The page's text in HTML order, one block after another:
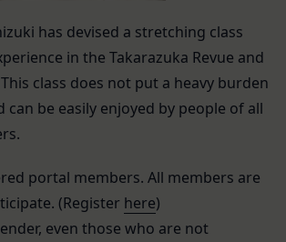
has devised a stretching class
in the Takarazuka Revue and
class does not put a heavy burden
can be easily enjoyed by people of all
portal members. All members are
(Register here)
even those who are not
つ合理的な方法で消去します。
供等
の場合、お客様情報を第三者と共有す
ます。（以下、当社がお客様情報を提
を「提供先」といいます。）
を得た場合
様の同意を得た場合、お客様情報（個
もあります。）を第三者である会社、
提供することがあります。
ス提供者との共有
ータ分析、メール送信、ホスティング
れる利用規約等に従ってご利用くださ
て使用される以下の各用語は各々以下
を有します。
る本サービスは、次の各号に掲げるサ
。
随する各種サービス
各号に定めるサービスの内容を変更す
るものとします。